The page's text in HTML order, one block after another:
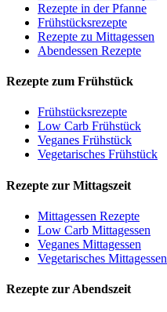
Rezepte in der Pfanne
Frühstücksrezepte
Rezepte zu Mittagessen
Abendessen Rezepte
Rezepte zum Frühstück
Frühstücksrezepte
Low Carb Frühstück
Veganes Frühstück
Vegetarisches Frühstück
Rezepte zur Mittagszeit
Mittagessen Rezepte
Low Carb Mittagessen
Veganes Mittagessen
Vegetarisches Mittagessen
Rezepte zur Abendszeit